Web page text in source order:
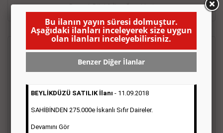
Detaylı Bilgi & İlan Örnekleri
Emlak İlanı
ifade edilebilen ilanlardır. Gazetelerin tirajını önemli ölçüde
etkilerler ve gazete gelirlerinin de önemli bir bölümünü
oluştururlar.Sabah sarı sayfa eleman ilanlarında 6 kelime
Bu ilanın yayın süresi dolmuştur.
Aşağıdaki ilanları inceleyerek size uygun
olan ilanları inceleyebilirsiniz.
Benzer Diğer İlanlar
BEYLİKDÜZÜ SATILIK İlanı - 11.09.2018
SAHİBİNDEN 275.000e İskanlı Sıfır Daireler.
Devamını Gör